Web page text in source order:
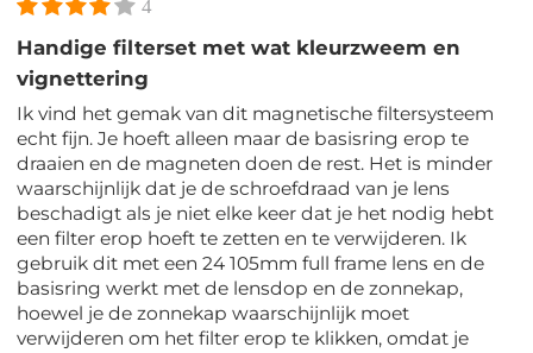
4
Handige filterset met wat kleurzweem en
vignettering
Ik vind het gemak van dit magnetische filtersysteem
echt fijn. Je hoeft alleen maar de basisring erop te
draaien en de magneten doen de rest. Het is minder
waarschijnlijk dat je de schroefdraad van je lens
beschadigt als je niet elke keer dat je het nodig hebt
een filter erop hoeft te zetten en te verwijderen. Ik
gebruik dit met een 24 105mm full frame lens en de
basisring werkt met de lensdop en de zonnekap,
hoewel je de zonnekap waarschijnlijk moet
verwijderen om het filter erop te klikken, omdat je